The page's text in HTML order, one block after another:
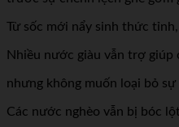
Từ sốc mới nẩy sinh thức
Nhiều nước giàu vẫn trợ giúp
nhưng không muốn loại bỏ sự
Các nước nghèo vẫn bị bóc